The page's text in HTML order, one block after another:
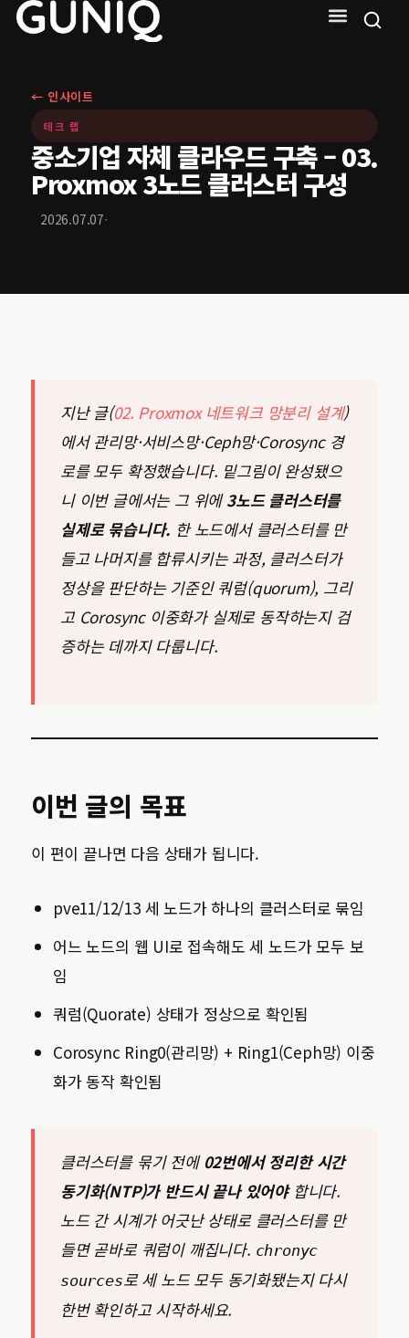
← 인사이트
테크 랩
중소기업 자체 클라우드 구축 – 03.
Proxmox 3노드 클러스터 구성
2026.07.07·
지난 글(02. Proxmox 네트워크 망분리 설계)
에서 관리망·서비스망·Ceph망·Corosync 경
로를 모두 확정했습니다. 밑그림이 완성됐으
니 이번 글에서는 그 위에3노드 클러스터를
실제로 묶습니다. 한 노드에서 클러스터를 만
들고 나머지를 합류시키는 과정, 클러스터가
정상을 판단하는 기준인 쿼럼(quorum), 그리
고 Corosync 이중화가 실제로 동작하는지 검
증하는 데까지 다룹니다.
이번 글의 목표
이 편이 끝나면 다음 상태가 됩니다.
pve11/12/13 세 노드가 하나의 클러스터로 묶임
어느 노드의 웹 UI로 접속해도 세 노드가 모두 보
임
쿼럼(Quorate) 상태가 정상으로 확인됨
Corosync Ring0(관리망) + Ring1(Ceph망) 이중
화가 동작 확인됨
클러스터를 묶기 전에 02번에서 정리한 시간
동기화(NTP)가 반드시 끝나 있어야합니다.
노드 간 시계가 어긋난 상태로 클러스터를 만
들면 곧바로 쿼럼이 깨집니다. chronyc
sources로 세 노드 모두 동기화됐는지 다시
한번 확인하고 시작하세요.